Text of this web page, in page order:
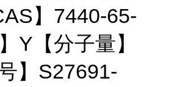
】7440-65-
Y【分子量】
】S27691-